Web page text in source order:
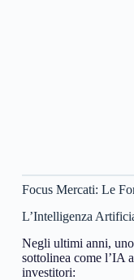
Focus Mercati: Le
L’Intelligenza
Negli ultimi anni,
sottolinea come l’IA
investitori: